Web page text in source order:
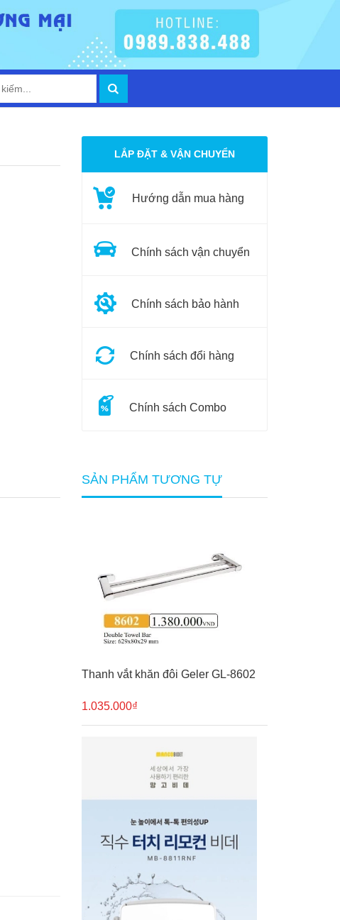
LẮP ĐẶT & VẬN CHUYỂN
Hướng dẫn mua hàng
Chính sách vận chuyển
Chính sách bảo hành
Chính sách đổi hàng
Chính sách Combo
SẢN PHẨM TƯƠNG TỰ
Thanh vắt khăn đôi Geler GL-8602
1.035.000₫